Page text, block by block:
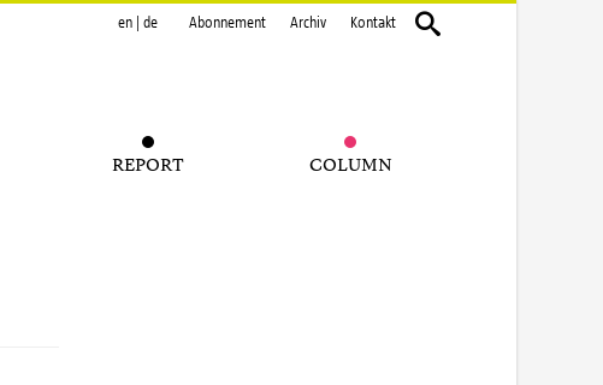
en de Abonnement Archiv Kontakt
REPORT COLUMN